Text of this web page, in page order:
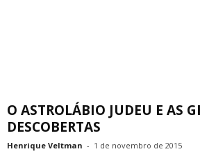
O ASTROLÁBIO JUDEU E AS
DESCOBERTAS
Henrique Veltman - 1 de novembro de 2015